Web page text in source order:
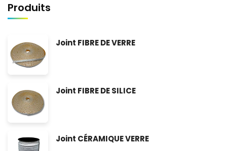
Produits
Joint FIBRE DE VERRE
Joint FIBRE DE SILICE
Joint CÉRAMIQUE VERRE